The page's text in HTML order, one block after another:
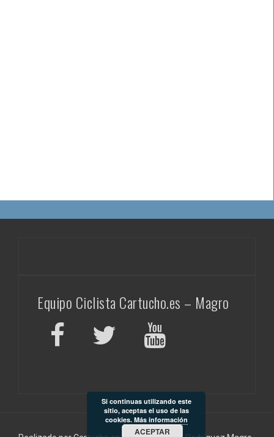
Equipo Ciclista Cartucho.es – Magro
Si continuas utilizando este
sitio, aceptas el uso de las
cookies. Más información
ACEPTAR